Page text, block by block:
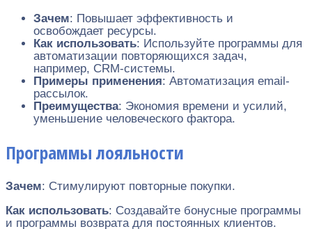
Зачем: Повышает эффективность и
освобождает ресурсы.
Как использовать: Используйте программы для
автоматизации повторяющихся задач,
например, CRM-системы.
Примеры применения: Автоматизация email-
рассылок.
Преимущества: Экономия времени и усилий,
уменьшение человеческого фактора.
Программы лояльности
Зачем: Стимулируют повторные покупки.
Как использовать: Создавайте бонусные программы
и программы возврата для постоянных клиентов.